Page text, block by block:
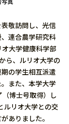
敬訪問し、光信
連合農学研究科
大学健康科学部
ら、ルリオ大学の
の学生相互派遣
また、本学大学
博士号取得）し
ルリオ大学との交
ありました。